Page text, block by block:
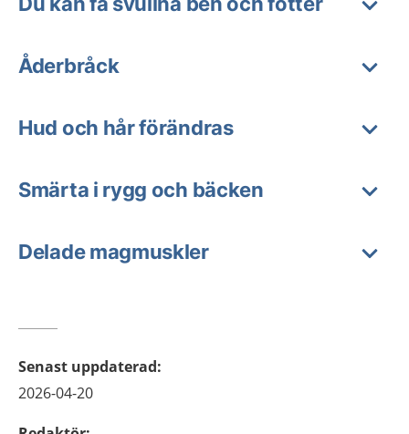
Åderbråck
Hud och hår förändras
Smärta i rygg och bäcken
Delade magmuskler
Senast uppdaterad:
2026-04-20